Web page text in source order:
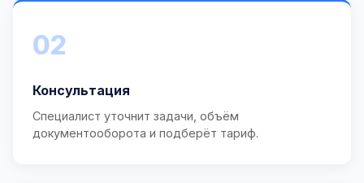
02
Консультация
Специалист уточнит задачи, объём
документооборота и подберёт тариф.